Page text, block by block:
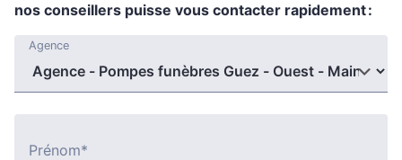
nos conseillers puisse vous contacter rapidement :
Agence
Prénom*